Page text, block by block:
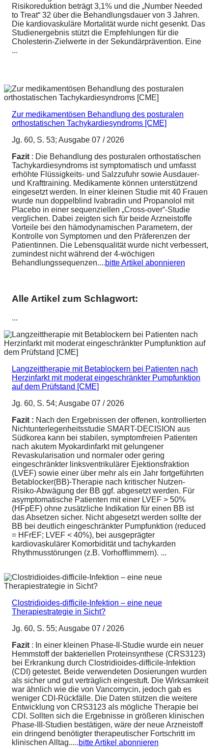
Risikoreduktion beträgt 3,1% und die „Number Needed
to Treat“ 32 über die Behandlungsdauer von 3 Jahren.
Die kardiovaskuläre Mortalität wurde nicht gesenkt. Das
Studienergebnis stützt die Empfehlungen für die
Cholesterin-Zielwerte in der Sekundärprävention. Eine
...
Zur medikamentösen Behandlung des posturalen
orthostatischen Tachykardiesyndroms [CME]
Jg. 60, S. 53; Ausgabe 07 / 2026
Fazit : Die Behandlung des posturalen orthostatischen
Tachykardiesyndroms ist symptomatisch und umfasst
erhöhte Flüssigkeits- und Salzzufuhr sowie Ausdauer-
und Krafttraining. Medikamente können unterstützend
eingesetzt werden. In einer kleinen Studie mit 40 Frauen
wurde nun doppelblind Ivabradin und Propanolol mit
Placebo in einer sequenziellen „Cross-over“-Studie
verglichen. Dabei zeigten sich für beide Arzneistoffe
Vorteile bei den hämodynamischen Parametern, der
Kontrolle von Symptomen und den Präferenzen der
Patientinnen. Die Lebensqualität wurde nicht verbessert,
zumindest nicht während der 4-wöchigen
Behandlungssequenzen....bitte Artikel abonnieren
Alle Artikel zum Schlagwort:
...
Langzeittherapie mit Betablockern bei Patienten nach
Herzinfarkt mit moderat eingeschränkter Pumpfunktion
auf dem Prüfstand [CME]
Jg. 60, S. 54; Ausgabe 07 / 2026
Fazit : Nach den Ergebnissen der offenen, kontrollierten
Nichtunterlegenheitsstudie SMART-DECISION aus
Südkorea kann bei stabilen, symptomfreien Patienten
nach akutem Myokardinfarkt mit gelungener
Revaskularisation und normaler oder gering
eingeschränkter linksventrikulärer Ejektionsfraktion
(LVEF) sowie einer über mehr als ein Jahr fortgeführten
Betablocker(BB)-Therapie nach kritischer Nutzen-
Risiko-Abwägung der BB ggf. abgesetzt werden. Für
asymptomatische Patienten mit einer LVEF > 50%
(HFpEF) ohne zusätzliche Indikation für einen BB ist
das Absetzen sicher. Nicht abgesetzt werden sollte der
BB bei deutlich eingeschränkter Pumpfunktion (reduced
= HFrEF; LVEF < 40%), bei ausgeprägter
kardiovaskulärer Komorbidität und tachykarden
Rhythmusstörungen (z.B. Vorhofflimmern). ...
Clostridioides-difficile-Infektion – eine neue
Therapiestrategie in Sicht?
Jg. 60, S. 55; Ausgabe 07 / 2026
Fazit : In einer kleinen Phase-II-Studie wurde ein neuer
Hemmstoff der bakteriellen Proteinsynthese (CRS3123)
bei Erkrankung durch Clostridioides-difficile-Infektion
(CDI) getestet. Beide verwendeten Dosierungen wurden
als sicher und gut verträglich eingestuft. Die Wirksamkeit
war ähnlich wie die von Vancomycin, jedoch gab es
weniger CDI-Rückfälle. Die Daten stützen die weitere
Entwicklung von CRS3123 als mögliche Therapie bei
CDI. Sollten sich die Ergebnisse in größeren klinischen
Phase-III-Studien bestätigen, wäre der neue Arzneistoff
ein dringend benötigter therapeutischer Fortschritt im
klinischen Alltag.....bitte Artikel abonnieren